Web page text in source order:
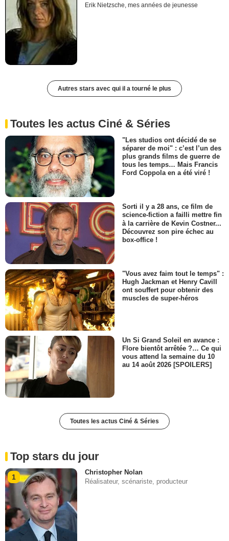
Erik Nietzsche, mes années de jeunesse
Autres stars avec qui il a tourné le plus
Toutes les actus Ciné & Séries
"Les studios ont décidé de se
séparer de moi" : c’est l’un des
plus grands films de guerre de
tous les temps… Mais Francis
Ford Coppola en a été viré !
Sorti il y a 28 ans, ce film de
science-fiction a failli mettre fin
à la carrière de Kevin Costner...
Découvrez son pire échec au
box-office !
"Vous avez faim tout le temps" :
Hugh Jackman et Henry Cavill
ont souffert pour obtenir des
muscles de super-héros
Un Si Grand Soleil en avance :
Flore bientôt arrêtée ?… Ce qui
vous attend la semaine du 10
au 14 août 2026 [SPOILERS]
Toutes les actus Ciné & Séries
Top stars du jour
1
Christopher Nolan
Réalisateur, scénariste, producteur